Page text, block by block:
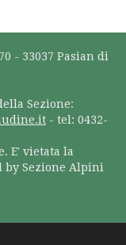
- 33037 Pasian di
Sezione:
- tel: 0432-
E' vietata la
by Sezione Alpini